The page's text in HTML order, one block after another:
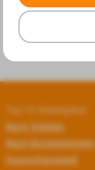
Top 10 Arbeitgeber
Nach Städten
Nach Bundesländern
Deutschlandweit